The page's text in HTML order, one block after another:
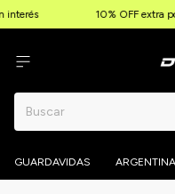
10% OFF extra por
GUARDAVIDAS ARGENTINA